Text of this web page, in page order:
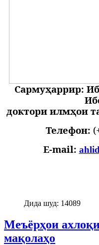
Сармуҳаррир:
доктори илмҳои
Телефон:
E-mail:
Дида шуд: 14089
Меъёрҳои
мақолаҳо